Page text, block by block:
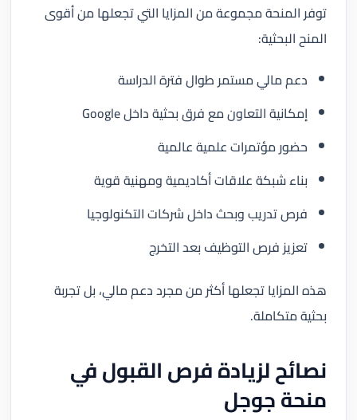
توفر المنحة مجموعة من المزايا التي تجعلها من أقوى
المنح البحثية:
دعم مالي مستمر طوال فترة الدراسة
إمكانية التعاون مع فرق بحثية داخل Google
حضور مؤتمرات علمية عالمية
بناء شبكة علاقات أكاديمية ومهنية قوية
فرص تدريب وبحث داخل شركات التكنولوجيا
تعزيز فرص التوظيف بعد التخرج
هذه المزايا تجعلها أكثر من مجرد دعم مالي، بل تجربة
بحثية متكاملة.
نصائح لزيادة فرص القبول في
منحة جوجل